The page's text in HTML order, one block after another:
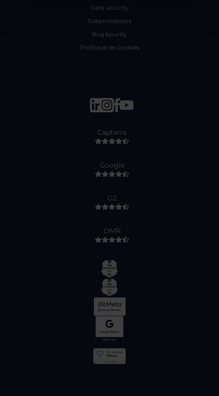
Data security
Subprocessors
Bug bounty
Politique de cookies
Capterra
Google
G2
OMR